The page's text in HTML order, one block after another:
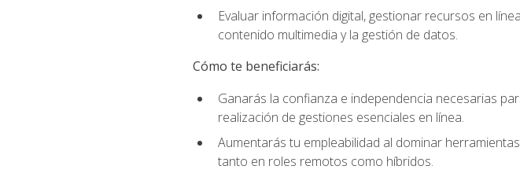
Evaluar información digital, gestionar recursos en
contenido multimedia y la gestión de datos.
Cómo te beneficiarás:
Ganarás la confianza e independencia necesarias
realización de gestiones esenciales en línea.
Aumentarás tu empleabilidad al dominar
tanto en roles remotos como híbridos.